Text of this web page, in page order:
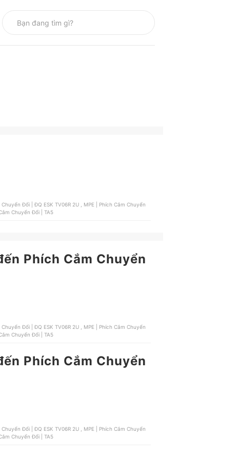
Cắm Chuyển Đổi | CO6S, MPE | Phích Cắm Chuyển Đổi | TA5
Phích Cắm Chuyển
Cắm Chuyển Đổi | CO6S, MPE | Phích Cắm Chuyển Đổi | TA5
Phích Cắm Chuyển
Cắm Chuyển Đổi | CO6S, MPE | Phích Cắm Chuyển Đổi | TA5